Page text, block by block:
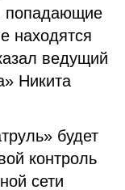
попадающие
находятся
ведущий
Никита
будет
контроль
сети